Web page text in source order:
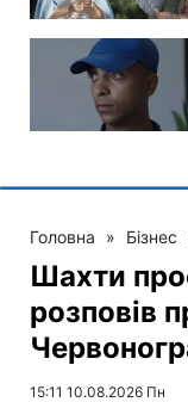
Головна » Бізнес
Шахти
розповів
15:11 10.08.2026 Пн